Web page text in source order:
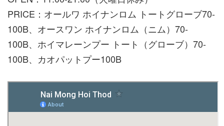
PRICE：オールワ ホイナンロム トートグローブ70-
100B、オースワン ホイナンロム（ニム）70-
100B、ホイマレーンプー トート（グローブ）70-
100B、カオパットプー100B